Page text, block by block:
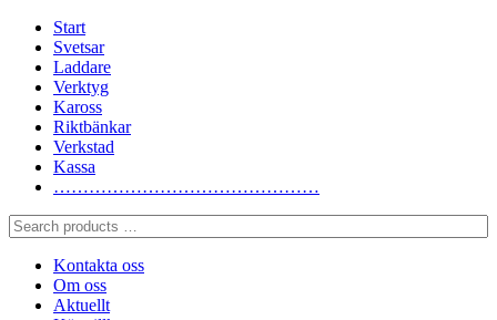
Start
Svetsar
Laddare
Verktyg
Kaross
Riktbänkar
Verkstad
Kassa
………………………………………
Search
products
Kontakta oss
Om oss
Aktuellt